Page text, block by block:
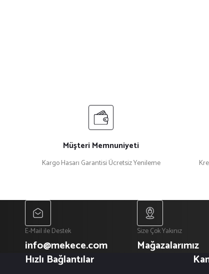
Müşteri Memnuniyeti
Kargo Hasarı Garantisi Ücretsiz Yenileme
E-Mail ile Destek
info@mekece.com
Size Çok Yakınız
Mağazalarımız
Hızlı Bağlantılar